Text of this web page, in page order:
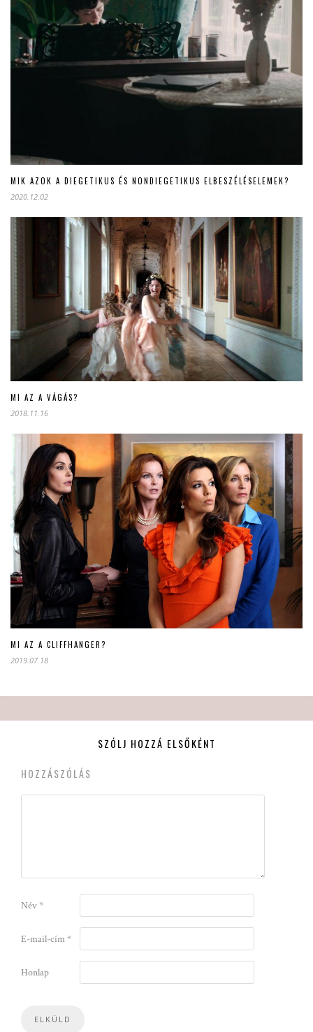
MIK AZOK A DIEGETIKUS ÉS NONDIEGETIKUS ELBESZÉLÉSELEMEK?
2020.12.02
MI AZ A VÁGÁS?
2018.11.16
MI AZ A CLIFFHANGER?
2019.07.18
SZÓLJ HOZZÁ ELSŐKÉNT
HOZZÁSZÓLÁS
Név*
E-mail-cím*
Honlap